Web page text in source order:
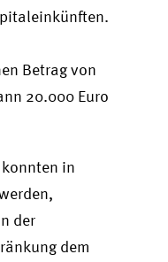
Betrag von
20.000 Euro
in
der
dem